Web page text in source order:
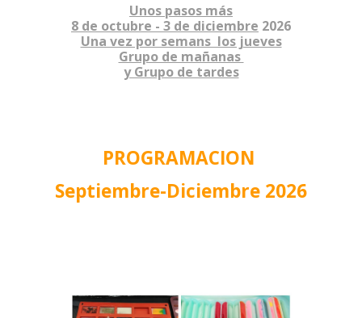
Unos pasos más
8 de octubre - 3 de diciembre 2026
Una vez por semans los jueves
Grupo de mañanas
y Grupo de tardes
PROGRAMACION
Septiembre-Diciembre 2026